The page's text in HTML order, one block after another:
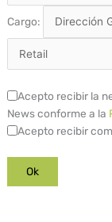
Cargo:
Acepto recibir la
News conforme a la
Acepto recibir